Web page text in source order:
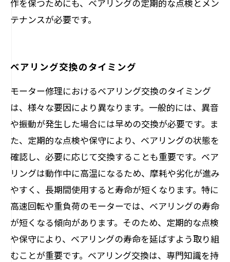
作を保つためにも、ベアリングの定期的な点検とメン
テナンスが必要です。
ベアリング交換のタイミング
モーター修理におけるベアリング交換のタイミング
は、様々な要因により異なります。一般的には、異音
や振動が発生した場合には早めの交換が必要です。ま
た、定期的な点検や保守により、ベアリングの状態を
確認し、必要に応じて交換することも重要です。ベア
リングは動作中に高温になるため、摩耗や劣化が進み
やすく、長期間使用すると寿命が短くなります。特に
高速回転や重負荷のモーターでは、ベアリングの寿命
が短くなる傾向があります。そのため、定期的な点検
や保守により、ベアリングの寿命を延ばすよう取り組
むことが重要です。ベアリング交換は、専門知識を持